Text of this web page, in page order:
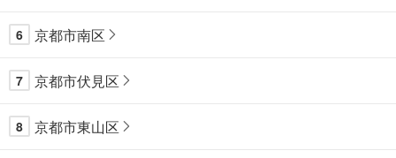
6 京都市南区
7 京都市伏見区
8 京都市東山区